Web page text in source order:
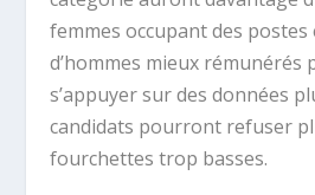
femmes occupant des postes
d’hommes mieux
s’appuyer sur des données
candidats pourront refuser
fourchettes trop basses.